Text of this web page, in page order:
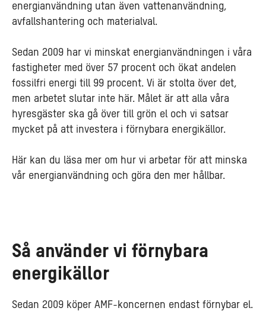
energianvändning utan även vattenanvändning,
avfallshantering och materialval.
Sedan 2009 har vi minskat energianvändningen i våra
fastigheter med över 57 procent och ökat andelen
fossilfri energi till 99 procent. Vi är stolta över det,
men arbetet slutar inte här. Målet är att alla våra
hyresgäster ska gå över till grön el och vi satsar
mycket på att investera i förnybara energikällor.
Här kan du läsa mer om hur vi arbetar för att minska
vår energianvändning och göra den mer hållbar.
Så använder vi förnybara
energikällor
Sedan 2009 köper AMF-koncernen endast förnybar el.